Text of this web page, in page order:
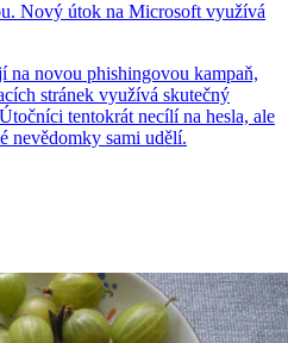
Nový útok na Microsoft využívá
na novou phishingovou kampaň,
stránek využívá skutečný
tentokrát necílí na hesla, ale
nevědomky sami udělí.